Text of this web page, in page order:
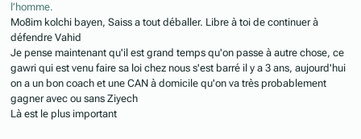
l’homme.
Mo8im kolchi bayen, Saiss a tout déballer. Libre à toi de continuer à
défendre Vahid
Je pense maintenant qu'il est grand temps qu'on passe à autre chose, ce
gawri qui est venu faire sa loi chez nous s'est barré il y a 3 ans, aujourd'hui
on a un bon coach et une CAN à domicile qu'on va très probablement
gagner avec ou sans Ziyech
Là est le plus important